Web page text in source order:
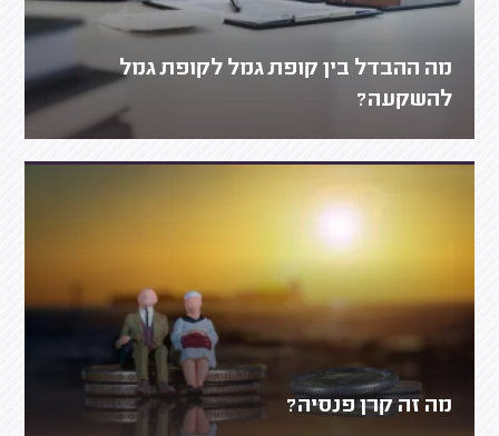
מה ההבדל בין קופת גמל לקופת גמל
להשקעה?
מה זה קרן פנסיה?